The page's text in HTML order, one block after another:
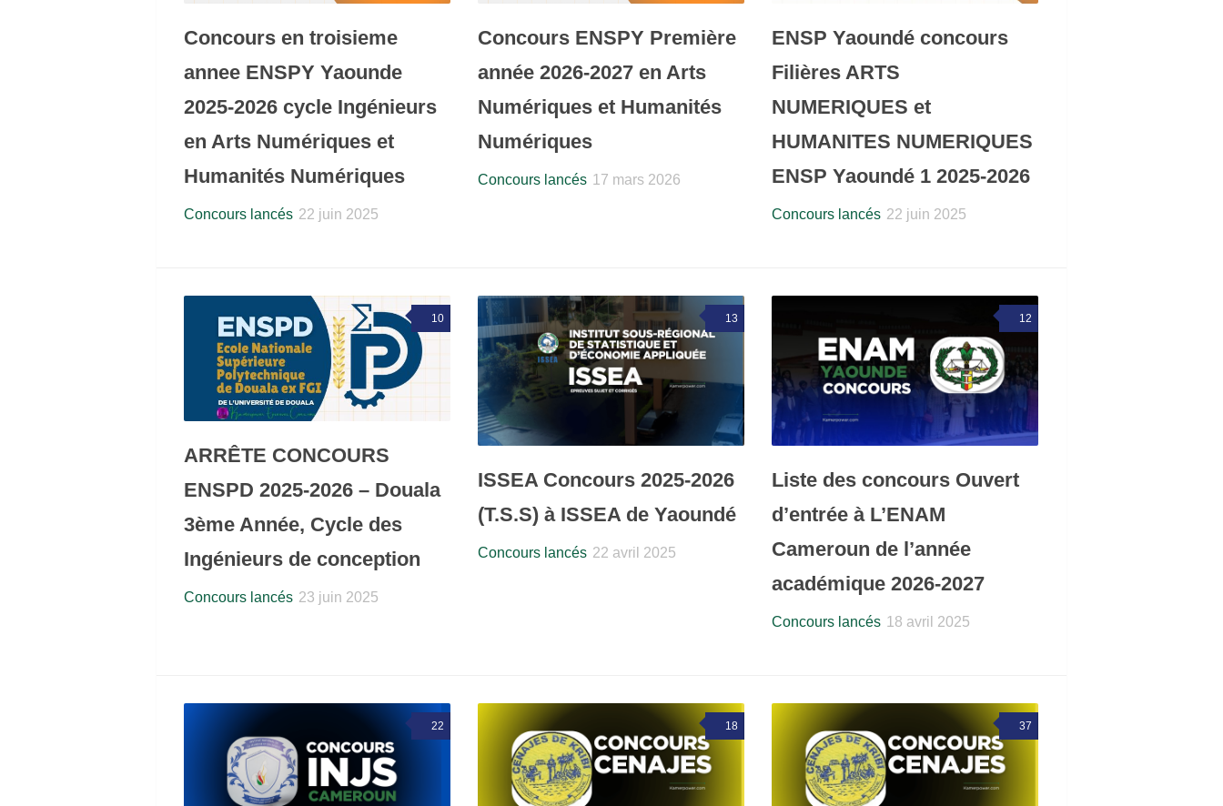
Concours en troisieme
annee ENSPY Yaounde
2025-2026 cycle Ingénieurs
en Arts Numériques et
Humanités Numériques
Concours lancés 22 juin 2025
Concours ENSPY Première
année 2026-2027 en Arts
Numériques et Humanités
Numériques
Concours lancés 17 mars 2026
ENSP Yaoundé concours
Filières ARTS
NUMERIQUES et
HUMANITES NUMERIQUES
ENSP Yaoundé 1 2025-2026
Concours lancés 22 juin 2025
10
ARRÊTE CONCOURS
ENSPD 2025-2026 – Douala
3ème Année, Cycle des
Ingénieurs de conception
Concours lancés 23 juin 2025
13
ISSEA Concours 2025-2026
(T.S.S) à ISSEA de Yaoundé
Concours lancés 22 avril 2025
12
Liste des concours Ouvert
d’entrée à L’ENAM
Cameroun de l’année
académique 2026-2027
Concours lancés 18 avril 2025
22 18 37